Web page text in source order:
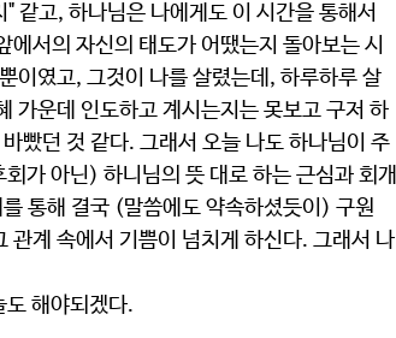
같고, 하나님은 나에게도 이 시간을 통해서
서의 자신의 태도가 어땠는지 돌아보는 시
이였고, 그것이 나를 살렸는데, 하루하루 살
가운데 인도하고 계시는지는 못보고 구저 하
빴던 것 같다. 그래서 오늘 나도 하나님이 주
가 아닌) 하니님의 뜻 대로 하는 근심과 회개
통해 결국 (말씀에도 약속하셨듯이) 구원
관계 속에서 기쁨이 넘치게 하신다. 그래서 나
도 해야되겠다.